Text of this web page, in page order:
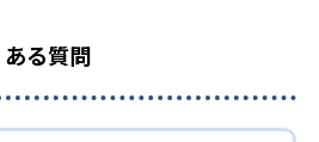
る質問